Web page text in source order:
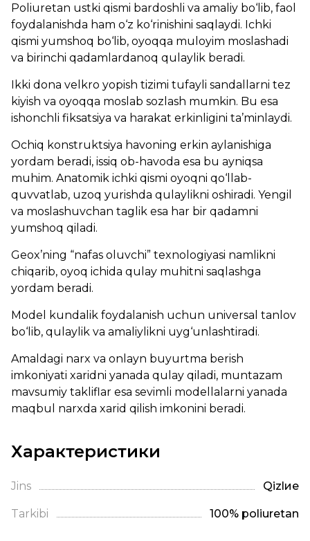
Poliuretan ustki qismi bardoshli va amaliy bo‘lib, faol
foydalanishda ham o‘z ko‘rinishini saqlaydi. Ichki
qismi yumshoq bo‘lib, oyoqqa muloyim moslashadi
va birinchi qadamlardanoq qulaylik beradi.
Ikki dona velkro yopish tizimi tufayli sandallarni tez
kiyish va oyoqqa moslab sozlash mumkin. Bu esa
ishonchli fiksatsiya va harakat erkinligini ta’minlaydi.
Ochiq konstruktsiya havoning erkin aylanishiga
yordam beradi, issiq ob-havoda esa bu ayniqsa
muhim. Anatomik ichki qismi oyoqni qo‘llab-
quvvatlab, uzoq yurishda qulaylikni oshiradi. Yengil
va moslashuvchan taglik esa har bir qadamni
yumshoq qiladi.
Geox’ning “nafas oluvchi” texnologiyasi namlikni
chiqarib, oyoq ichida qulay muhitni saqlashga
yordam beradi.
Model kundalik foydalanish uchun universal tanlov
bo‘lib, qulaylik va amaliylikni uyg‘unlashtiradi.
Amaldagi narx va onlayn buyurtma berish
imkoniyati xaridni yanada qulay qiladi, muntazam
mavsumiy takliflar esa sevimli modellalarni yanada
maqbul narxda xarid qilish imkonini beradi.
Характеристики
Jins Qizlие
Tarkibi 100% poliuretan